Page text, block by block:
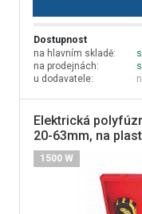
Dostupnost
na hlavním skladě:
na prodejnách:
u dodavatele:
Elektrická
20-63mm, na
1500 W